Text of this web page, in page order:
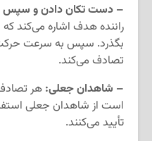
– دست تکان دادن و سپس
راننده هدف اشاره می‌کند که
بگذرد. سپس به سرعت
تصادف می‌کند.
– شاهدان جعلی: هر
است از شاهدان جعلی
تأیید می‌کنند.